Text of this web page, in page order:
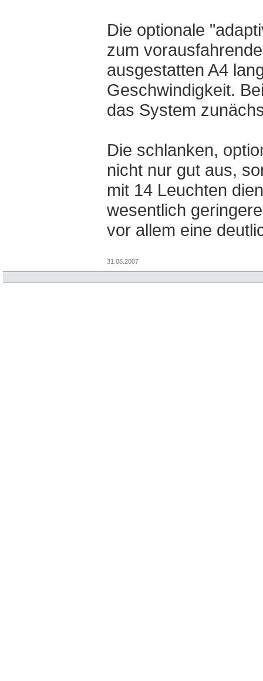
Die optionale
zum
ausgestatten A4
Geschwindigkeit.
das System
Die schlanken,
nicht nur gut aus,
mit 14 Leuchten
wesentlich
vor allem eine
31.08.2007